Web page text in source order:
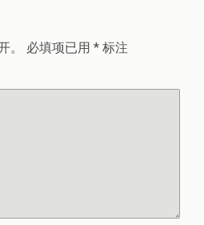
。 必填项已用 * 标注